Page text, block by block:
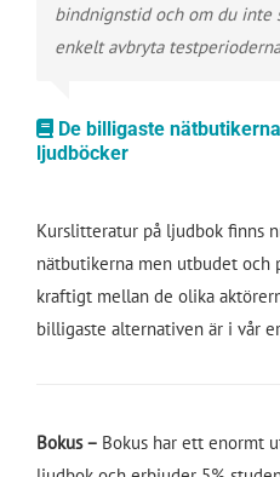
bindnignstid och om du inte
enkelt avbryta
De billigaste
ljudböcker
Kurslitteratur på ljudbok finns
nätbutikerna men utbudet och
kraftigt mellan de olika
billigaste alternativen är i vår
Bokus – Bokus har ett enormt